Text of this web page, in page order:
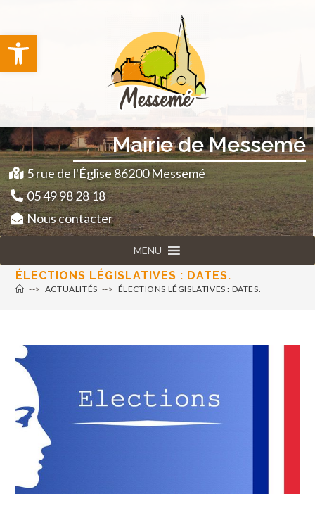
Ouvrir la barre d’outils
Mairie de Messemé
5 rue de l'Église 86200 Messemé
05 49 98 28 18
Nous contacter
MENU
ÉLECTIONS LÉGISLATIVES : DATES.
--> ACTUALITÉS --> ÉLECTIONS LÉGISLATIVES : DATES.